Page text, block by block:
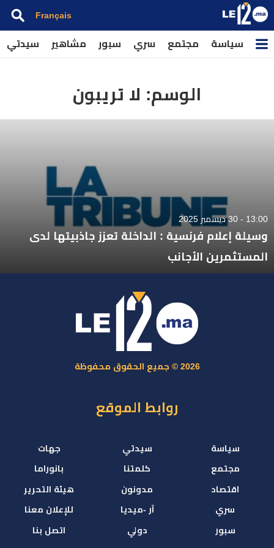
Français
سياسة مجتمع سري سبور مشاهير سيدتي
الوسم: لا تريبون
13:00 - 30 ديسمبر 2025
وسيلة إعلام فرنسية : الداخلة تعزز جاذبيتها لدى
المستثمرين الأجانب
2026 © جميع الحقوق محفوظة
روابط الموقع
سياسة
مجتمع
اقتصاد
سري
سبور
سيدتي
كلمتنا
مدونون
آر -ميديا
دولي
جهات
بانوراما
هيئة التحرير
للإعلان معنا
اتصل بنا